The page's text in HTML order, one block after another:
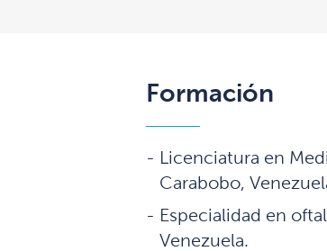
Formación
Licenciatura en
Carabobo,
Especialidad en
Venezuela.